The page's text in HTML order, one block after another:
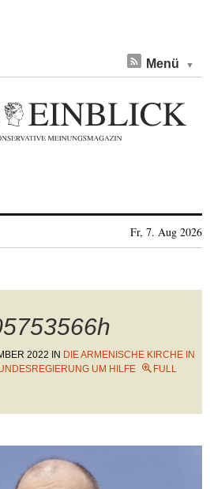
Menü
Fr, 7. Aug 2026
2022 IN DIE ARMENISCHE KIRCHE IN
UM HILFE
FULL